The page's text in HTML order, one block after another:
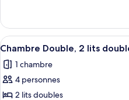
Chambre
Double,
2
lits
doubles
le
type
de
Chambre
Double,
Afficher
toutes
les
photos
pour
7
Chambre Double, 2 lits
1 chambre
4 personnes
2 lits doubles